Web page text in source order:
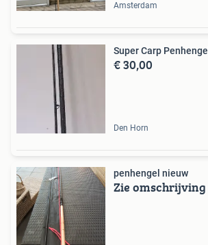
Amsterdam
Super Carp Penhengel
€ 30,00
Den Horn
penhengel nieuw
Zie omschrijving